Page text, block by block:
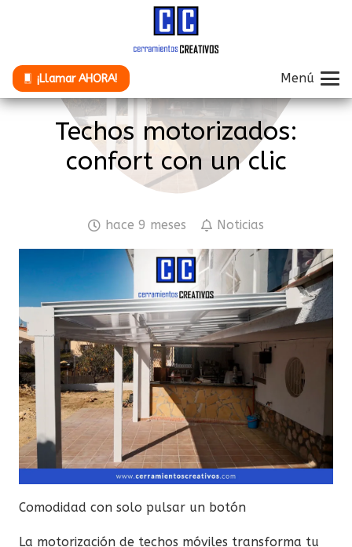
¡Llamar AHORA! Menú
Techos motorizados:
confort con un clic
hace 9 meses Noticias
Comodidad con solo pulsar un botón
La motorización de techos móviles transforma tu